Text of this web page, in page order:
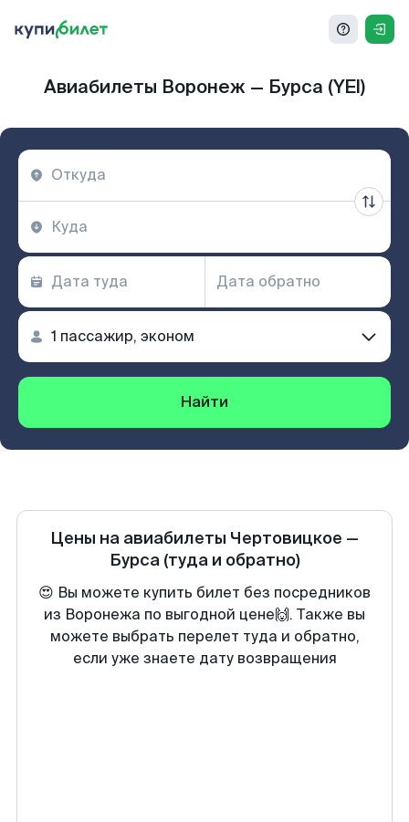
Авиабилеты Воронеж — Бурса (YEI)
Найти
Цены на авиабилеты Чертовицкое —
Бурса (туда и обратно)
😍 Вы можете купить билет без посредников
из Воронежа по выгодной цене🙌. Также вы
можете выбрать перелет туда и обратно,
если уже знаете дату возвращения